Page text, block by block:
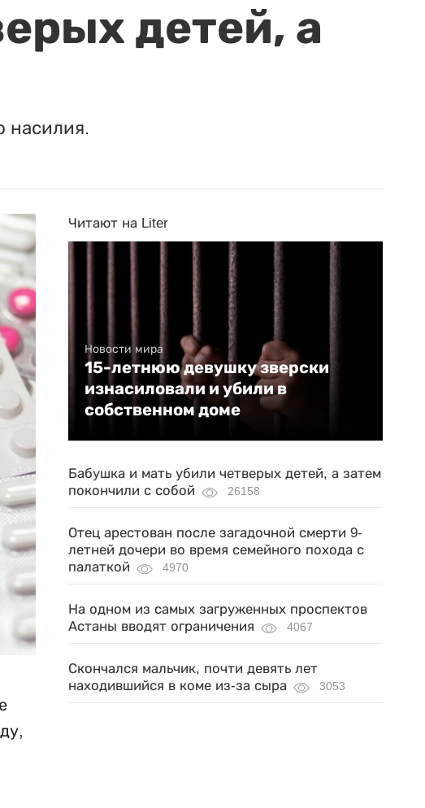
детей, а
насилия.
Читают на Liter
Новости мира
15-летнюю девушку зверски
изнасиловали и убили в
собственном доме
Бабушка и мать убили четверых детей, а затем
покончили с собой
26158
Отец арестован после загадочной смерти 9-
летней дочери во время семейного похода с
палаткой
4970
На одном из самых загруженных проспектов
Астаны вводят ограничения
4067
Скончался мальчик, почти девять лет
находившийся в коме из-за сыра
3053